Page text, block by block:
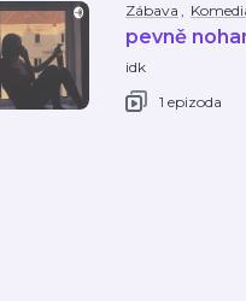
Zábava ,
pevně
idk
1 epizoda